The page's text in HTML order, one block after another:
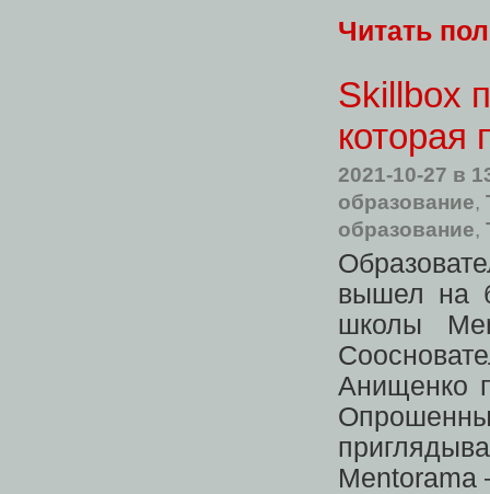
Читать
Skillbox
которая
2021-10-27 в
образование,
образование,
вышел на
школы
Анищенко
Mentorama